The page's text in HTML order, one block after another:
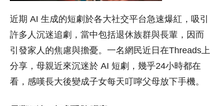
近期 AI 生成的短劇於各大社交平台急速爆紅，吸引
許多人沉迷追劇，當中包括退休族群與長輩，因而
引發家人的焦慮與擔憂。一名網民近日在Threads上
分享，母親近來沉迷於 AI 短劇，幾乎24小時都在
看，感嘆長大後變成子女每天叮嚀父母放下手機。